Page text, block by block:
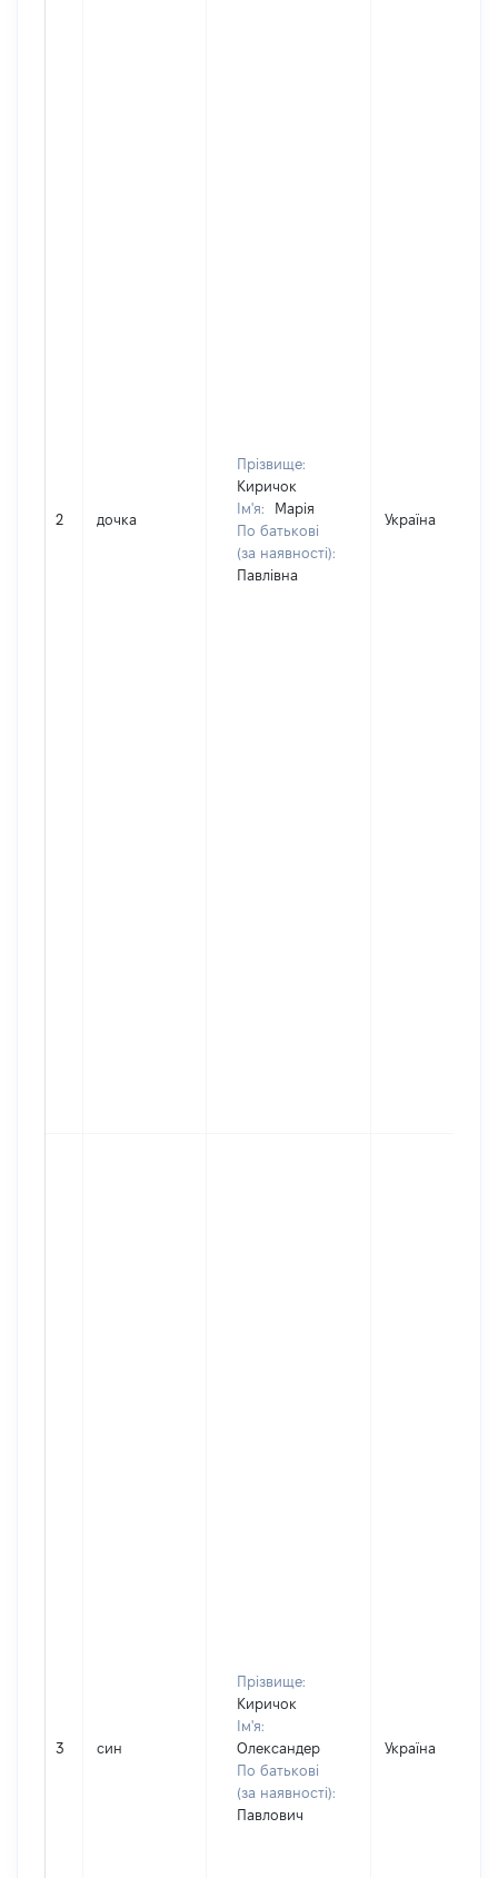
2 дочка
Прізвище:
Киричок
Ім'я:
Марія
По батькові
(за наявності):
Павлівна
Україна
3 син
Прізвище:
Киричок
Ім'я:
Олександер
По батькові
(за наявності):
Павлович
Україна